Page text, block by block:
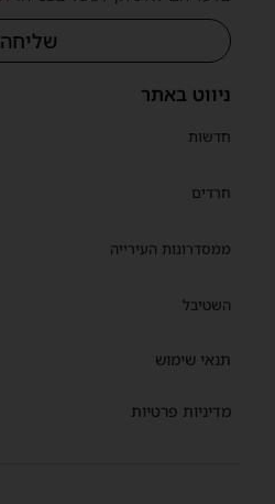
ניווט באתר
חדשות
חרדים
ממסדרונות העירייה
השטיבל
תנאי שימוש
מדיניות פרטיות
שליחה